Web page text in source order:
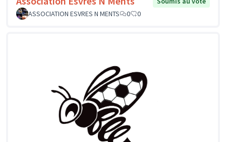
ASSOCIATION ESVRES N MENTS
0 0